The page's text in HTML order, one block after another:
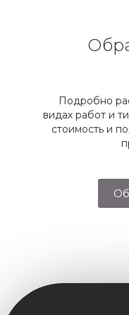
Подробно
видах работ и
стоимость и